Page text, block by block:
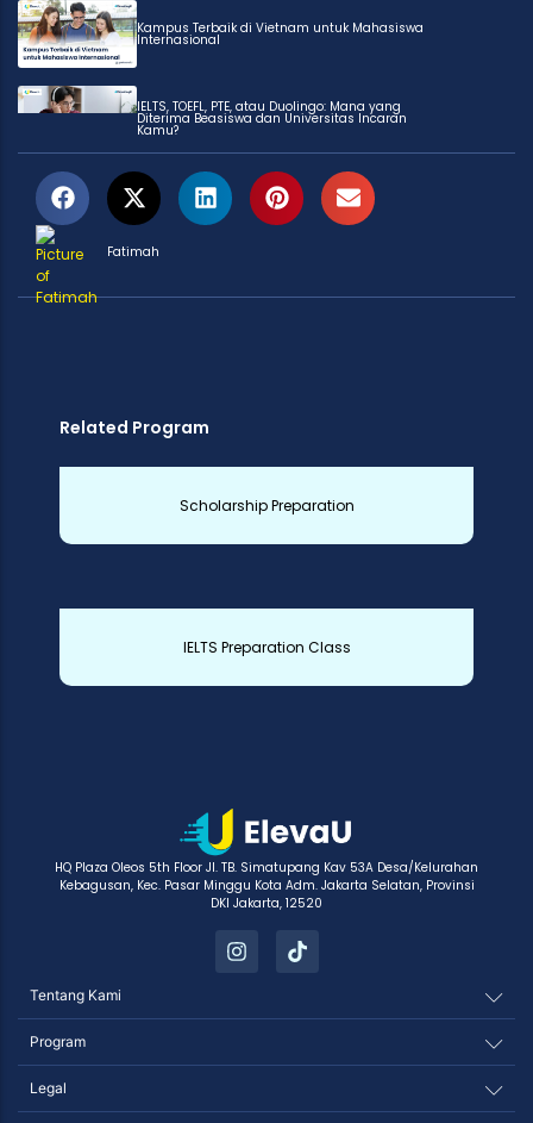
Kampus Terbaik di Vietnam untuk Mahasiswa
Internasional
IELTS, TOEFL, PTE, atau Duolingo: Mana yang
Diterima Beasiswa dan Universitas Incaran
Kamu?
Fatimah
Related Program
Scholarship Preparation